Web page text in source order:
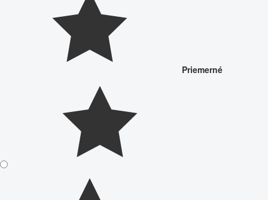
Priemerné